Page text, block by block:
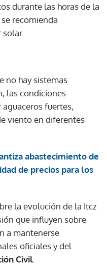
durante las horas de la
recomienda
no hay sistemas
las condiciones
fuertes,
viento en diferentes
abastecimiento de
de precios para los
la evolución de la Itcz
que influyen sobre
a mantenerse
oficiales y del
Civil